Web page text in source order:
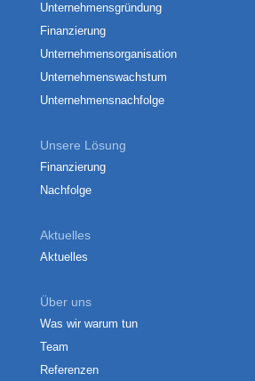
Unternehmensgründung
Finanzierung
Unternehmensorganisation
Unternehmenswachstum
Unternehmensnachfolge
Unsere Lösung
Finanzierung
Nachfolge
Aktuelles
Aktuelles
Über uns
Was wir warum tun
Team
Referenzen